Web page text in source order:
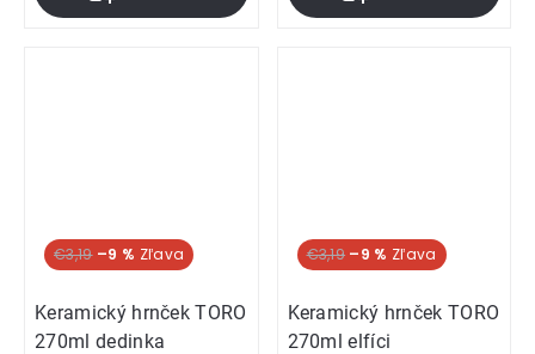
€3,19 –9 %
Keramický hrnček TORO
270ml dedinka
€3,19 –9 %
Keramický hrnček TORO
270ml elfíci